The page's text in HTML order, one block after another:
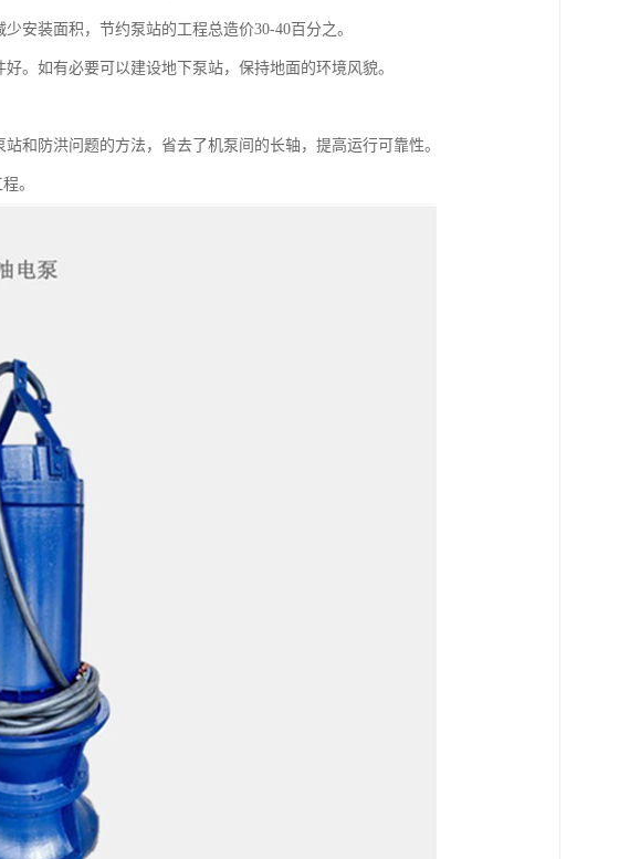
安装面积，节约泵站的工程总造价30-40百分之。
。如有必要可以建设地下泵站，保持地面的环境风貌。
和防洪问题的方法，省去了机泵间的长轴，提高运行可靠性。
。